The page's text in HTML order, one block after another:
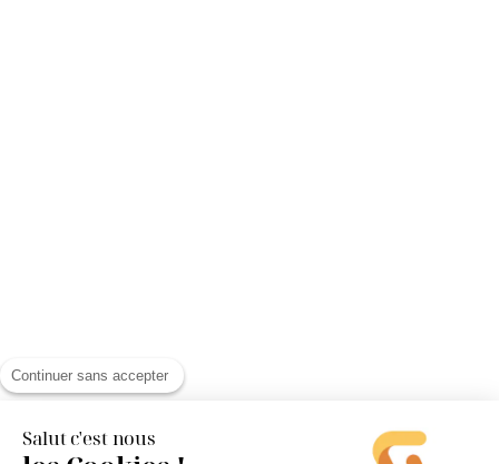
Continuer sans accepter
Salut c'est nous